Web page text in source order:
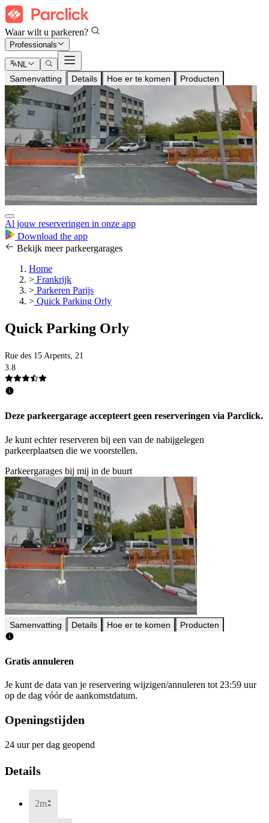
Waar wilt u parkeren?
Professionals
NL
Samenvatting Details Hoe er te komen Producten
Al jouw reserveringen in onze app
Download the app
Bekijk meer parkeergarages
Home
> Frankrijk
> Parkeren Parijs
> Quick Parking Orly
Quick Parking Orly
Rue des 15 Arpents, 21
3.8
Deze parkeergarage accepteert geen reserveringen via Parclick.
Je kunt echter reserveren bij een van de nabijgelegen
parkeerplaatsen die we voorstellen.
Parkeergarages bij mij in de buurt
Samenvatting Details Hoe er te komen Producten
Gratis annuleren
Je kunt de data van je reservering wijzigen/annuleren tot 23:59 uur
op de dag vóór de aankomstdatum.
Openingstijden
24 uur per dag geopend
Details
2m